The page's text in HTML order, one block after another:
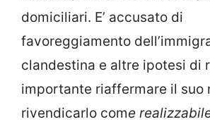
domiciliari. E’ accusato di
favoreggiamento
clandestina e altre ipotesi di
importante riaffermare il suo
rivendicarlo come